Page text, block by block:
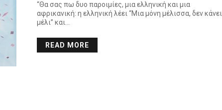
“Θα σας πω δυο παροιμίες, μια ελληνική και μια
αφρικανική: η ελληνική λέει “Μια μόνη μέλισσα, δεν κάνει
μέλι” και…
READ MORE